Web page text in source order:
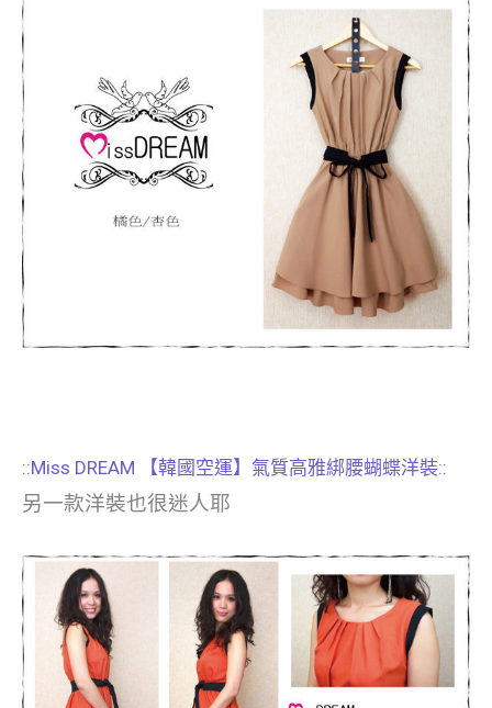
::Miss DREAM 【韓國空運】氣質高雅綁腰蝴蝶洋裝::
另一款洋裝也很迷人耶